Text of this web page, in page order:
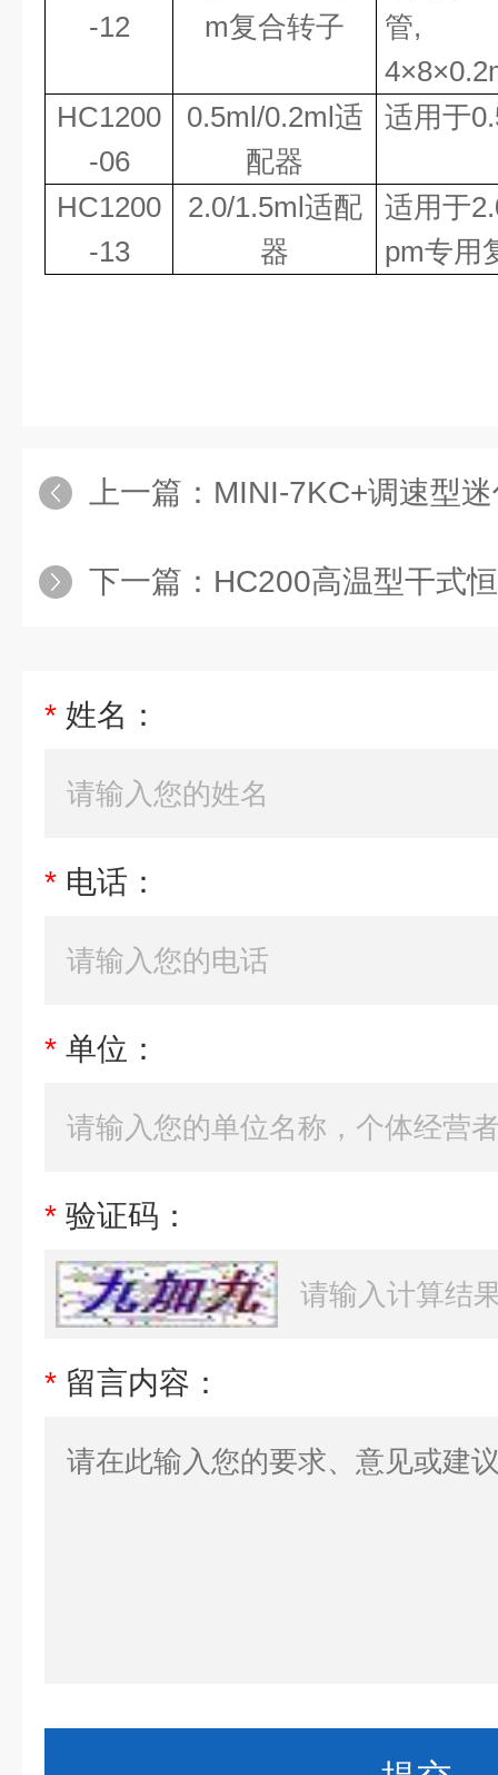
-12
m复合转子
管,
4×8×
HC1200
-06
0.5ml/0.2ml适
配器
适用于
HC1200
-13
2.0/1.5ml适配
器
适用于
pm专用
上一篇： MINI-7KC+调速型
下一篇： HC200高温型干式
* 姓名：
* 电话：
* 单位：
* 验证码：
* 留言内容：